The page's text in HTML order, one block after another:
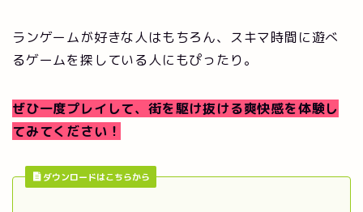
ランゲームが好きな人はもちろん、スキマ時間に遊べ
るゲームを探している人にもぴったり。
ぜひ一度プレイして、街を駆け抜ける爽快感を体験し
てみてください！
ダウンロードはこちらから